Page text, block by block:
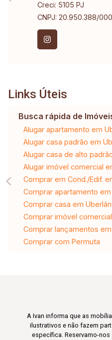
Creci: 5105 PJ
CNPJ: 20.950.388/
Links Úteis
Busca rápida de
Alugar apartamento em
Alugar casa padrão em
Alugar casa de alto
Alugar imóvel comercial
Comprar em Cond./Edif.
Comprar apartamento em
Comprar casa em
Comprar imóvel
Comprar lançamentos
Comprar com Permuta
A Ivan informa que as
ilustrativos e não fazem
específica. Reservamo-